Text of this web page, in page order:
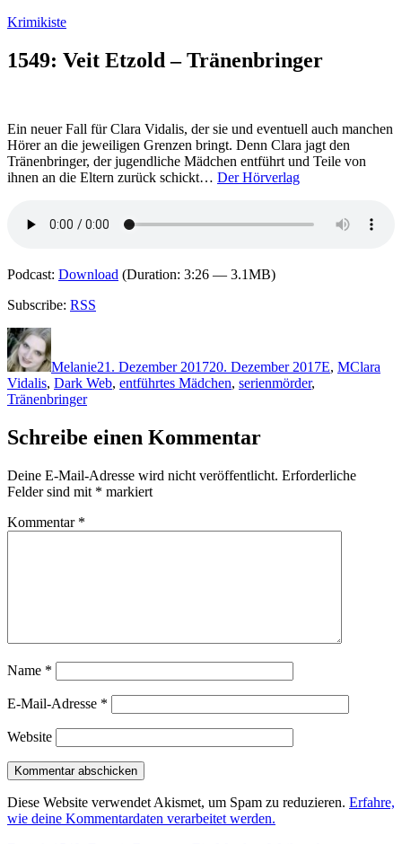
Zum
springen
Krimikiste
1549: Veit Etzold – Tränenbringer
Ein neuer Fall für Clara Vidalis, der sie und eventuell auch manchen
Hörer an die jeweiligen Grenzen bringt. Denn Clara jagt den
Tränenbringer, der jugendliche Mädchen entführt und Teile von
ihnen an die Eltern zurück schickt… Der Hörverlag
Podcast: Download (Duration: 3:26 — 3.1MB)
Subscribe: RSS
Autor
Melanie21. Dezember 201720. Dezember 2017E, MClara
Vidalis, Dark Web, entführtes Mädchen, serienmörder,
Tränenbringer
Schreibe einen Kommentar
Deine E-Mail-Adresse wird nicht veröffentlicht. Erforderliche
Felder sind mit * markiert
Kommentar *
Name *
E-Mail-Adresse *
Website
Diese Website verwendet Akismet, um Spam zu reduzieren. Erfahre,
wie deine Kommentardaten verarbeitet werden.